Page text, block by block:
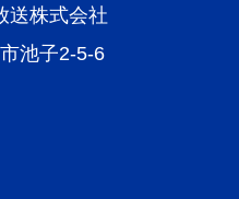
送株式会社
池子2-5-6